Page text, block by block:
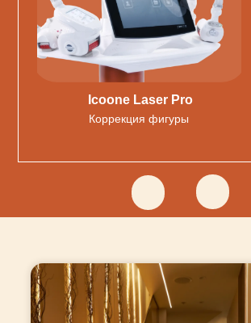
Коррекция фигуры
Icoone Laser Pro